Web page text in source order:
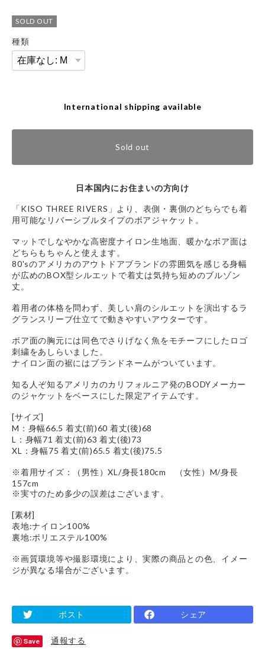
SOLD OUT
種類
International shipping available
Sold out
日本国内にお住まいの方向け
「KISO THREE RIVERS」より、表側・裏側のどちらでも着
用可能なリバーシブルタイプのボアジャケット。
マットでしなやかな高密度ナイロン生地面、暖かなボア面は
どちらもちゃんと使えます。
80'sのアメリカのアウトドアブランドの雰囲気を感じる身幅
が広めのBOX型シルエットで着丈は気持ち短めのブルゾン
丈。
着用者の体格を問わず、美しい肩のシルエットを演出するラ
グランスリーブ仕立てで動きやすいアウターです。
ボア面の胸元には同色でさりげなく魚をモチーフにしたロゴ
刺繍をあしらいました。
ナイロン面の裾にはブランドネームがついています。
知る人ぞ知るアメリカのカリフォルニア発のBODYメーカー
のジャケットをベースにした限定アイテムです。
[サイズ]
M：身幅66.5 着丈(前)60 着丈(後)68
L：身幅71 着丈(前)63 着丈(後)73
XL：身幅75 着丈(前)65.5 着丈(後)75.5
※着用サイズ：（男性）XL/身長180cm （女性）M/身長
157cm
※実寸のため多少の誤差はございます。
[素材]
表地:ナイロン100%
裏地:ポリエステル100%
※画質環境等や撮影環境により、実際の商品との色、イメー
ジが異なる場合がございます。
ポスト シェア
Save 通報する